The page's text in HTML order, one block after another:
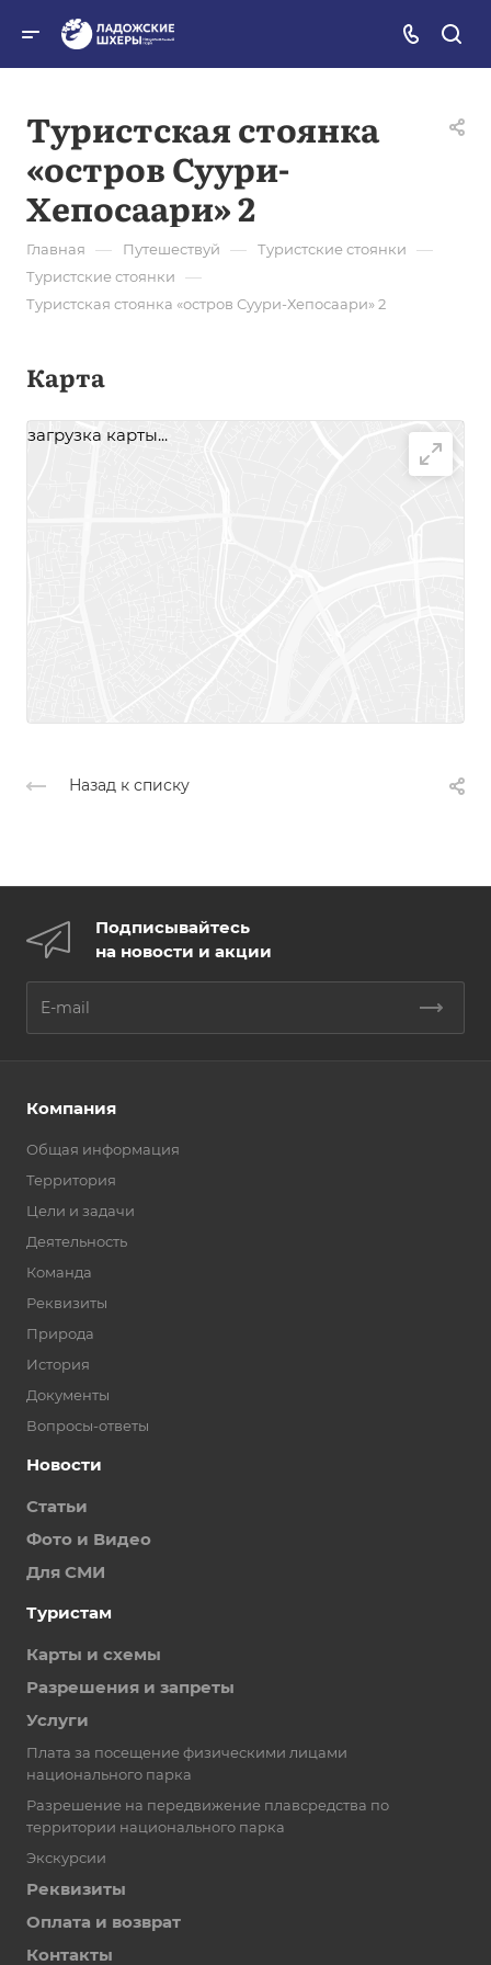
Туристская стоянка
«остров Суури-
Хепосаари» 2
Главная — Путешествуй — Туристские стоянки —
Туристские стоянки —
Туристская стоянка «остров Суури-Хепосаари» 2
Карта
загрузка карты...
Назад к списку
Подписывайтесь
на новости и акции
Компания
Общая информация
Территория
Цели и задачи
Деятельность
Команда
Реквизиты
Природа
История
Документы
Вопросы-ответы
Новости
Статьи
Фото и Видео
Для СМИ
Туристам
Карты и схемы
Разрешения и запреты
Услуги
Плата за посещение физическими лицами
национального парка
Разрешение на передвижение плавсредства по
территории национального парка
Экскурсии
Реквизиты
Оплата и возврат
Контакты